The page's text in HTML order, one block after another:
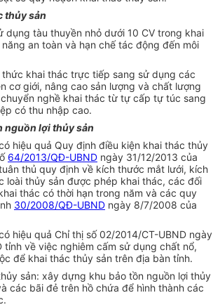
thủy sản
dụng tàu thuyền nhỏ dưới 10 CV trong khai
an toàn và hạn chế tác động đến môi
thức khai thác trực tiếp sang sử dụng các
cơ giới, nâng cao sản lượng và chất lượng
ển nghề khai thác từ tự cấp tự túc sang
có thu nhập cao.
nguồn lợi thủy sản
hiệu quả Quy định điều kiện khai thác thủy
64/2013/QĐ-UBND ngày 31/12/2013 của
thủ quy định về kích thước mắt lưới, kích
loài thủy sản được phép khai thác, các đối
thác có thời hạn trong năm và các quy
30/2008/QĐ-UBND ngày 8/7/2008 của
hiệu quả Chỉ thị số 02/2014/CT-UBND ngày
tỉnh về việc nghiêm cấm sử dụng chất nổ,
để khai thác thủy sản trên địa bàn tỉnh.
sản: xây dựng khu bảo tồn nguồn lợi thủy
các bãi đẻ trên hồ chứa để hình thành các